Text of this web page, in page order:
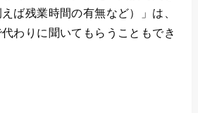
ば残業時間の有無など）」は、
わりに聞いてもらうこともでき